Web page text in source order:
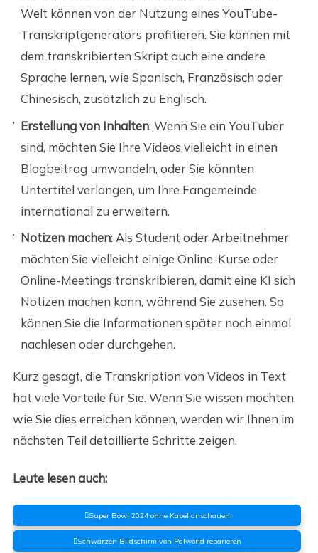
Welt können von der Nutzung eines YouTube-
Transkriptgenerators profitieren. Sie können mit
dem transkribierten Skript auch eine andere
Sprache lernen, wie Spanisch, Französisch oder
Chinesisch, zusätzlich zu Englisch.
Erstellung von Inhalten: Wenn Sie ein YouTuber
sind, möchten Sie Ihre Videos vielleicht in einen
Blogbeitrag umwandeln, oder Sie könnten
Untertitel verlangen, um Ihre Fangemeinde
international zu erweitern.
Notizen machen: Als Student oder Arbeitnehmer
möchten Sie vielleicht einige Online-Kurse oder
Online-Meetings transkribieren, damit eine KI sich
Notizen machen kann, während Sie zusehen. So
können Sie die Informationen später noch einmal
nachlesen oder durchgehen.
Kurz gesagt, die Transkription von Videos in Text
hat viele Vorteile für Sie. Wenn Sie wissen möchten,
wie Sie dies erreichen können, werden wir Ihnen im
nächsten Teil detaillierte Schritte zeigen.
Leute lesen auch:
Super Bowl 2024 ohne Kabel anschauen
Schwarzen Bildschirm von Palworld reparieren